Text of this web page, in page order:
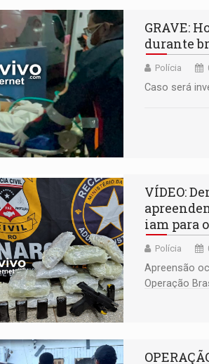
GRAVE:
durante
Polícia
Caso será
VÍDEO:
iam para
Polícia
Apreensão
Operação